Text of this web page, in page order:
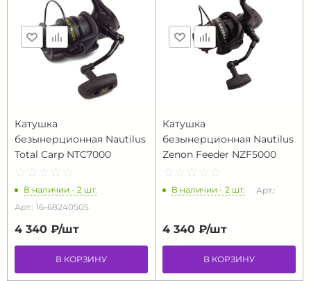
Катушка
безынерционная Nautilus
Total Carp NTC7000
☆ ☆ ☆ ☆ ☆
★ ★ ★ ★ ★
В наличии - 2 шт.
Арт.: 16-68240505
4 340 ₽/шт
В КОРЗИНУ
Катушка
безынерционная Nautilus
Zenon Feeder NZF5000
☆ ☆ ☆ ☆ ☆
★ ★ ★ ★ ★
В наличии - 2 шт. Арт.:
4 340 ₽/шт
В КОРЗИНУ